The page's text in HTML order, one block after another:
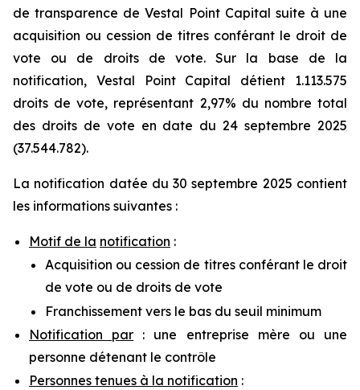
de transparence de Vestal Point Capital suite à une
acquisition ou cession de titres conférant le droit de
vote ou de droits de vote. Sur la base de la
notification, Vestal Point Capital détient 1.113.575
droits de vote, représentant 2,97% du nombre total
des droits de vote en date du 24 septembre 2025
(37.544.782).
La notification datée du 30 septembre 2025 contient
les informations suivantes :
Motif de la notification :
Acquisition ou cession de titres conférant le droit
de vote ou de droits de vote
Franchissement vers le bas du seuil minimum
Notification par : une entreprise mère ou une
personne détenant le contrôle
Personnes tenues à la notification :